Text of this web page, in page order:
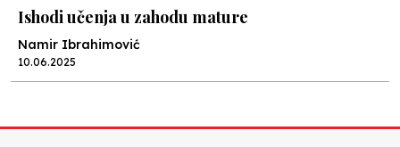
Ishodi učenja u zahodu mature
Namir Ibrahimović
10.06.2025